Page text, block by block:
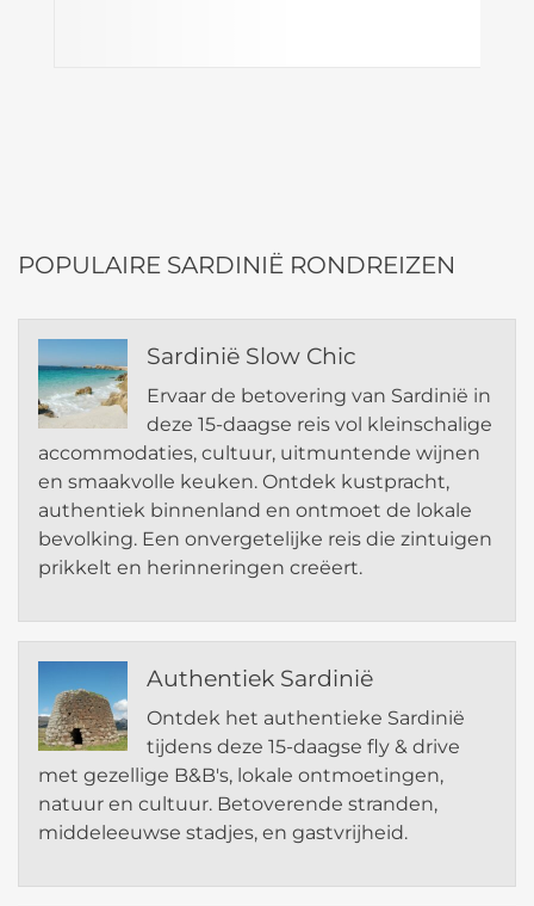
POPULAIRE SARDINIË RONDREIZEN
Sardinië Slow Chic
Ervaar de betovering van Sardinië in
deze 15-daagse reis vol kleinschalige
accommodaties, cultuur, uitmuntende wijnen
en smaakvolle keuken. Ontdek kustpracht,
authentiek binnenland en ontmoet de lokale
bevolking. Een onvergetelijke reis die zintuigen
prikkelt en herinneringen creëert.
Authentiek Sardinië
Ontdek het authentieke Sardinië
tijdens deze 15-daagse fly & drive
met gezellige B&B's, lokale ontmoetingen,
natuur en cultuur. Betoverende stranden,
middeleeuwse stadjes, en gastvrijheid.